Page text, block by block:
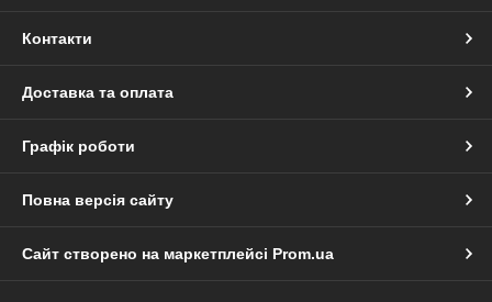
Контакти
Доставка та оплата
Графік роботи
Повна версія сайту
Сайт створено на маркетплейсі Prom.ua